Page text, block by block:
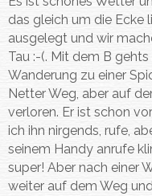
das gleich um die Ecke
ausgelegt und wir
Tau :-(. Mit dem B
Wanderung zu einer
Netter Weg, aber auf
verloren. Er ist schon
ich ihn nirgends, rufe,
seinem Handy anrufe
super! Aber nach einer
weiter auf dem Weg